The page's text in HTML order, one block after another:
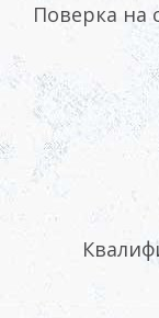
Поверка на